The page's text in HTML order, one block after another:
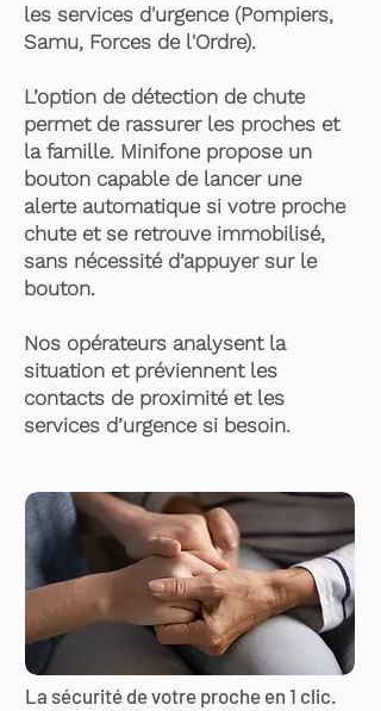
les services d'urgence (Pompiers,
Samu, Forces de l'Ordre).
L’option de détection de chute
permet de rassurer les proches et
la famille. Minifone propose un
bouton capable de lancer une
alerte automatique si votre proche
chute et se retrouve immobilisé,
sans nécessité d’appuyer sur le
bouton.
Nos opérateurs analysent la
situation et préviennent les
contacts de proximité et les
services d’urgence si besoin.
La sécurité de votre proche en 1 clic.